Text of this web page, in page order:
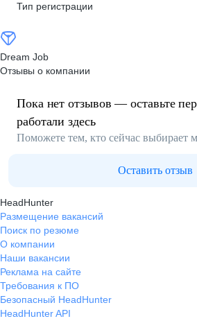
Тип регистрации
Dream Job
Отзывы о компании
Пока нет отзывов — оставьте
работали здесь
Поможете тем, кто сейчас выбирает
Оставить отзыв
HeadHunter
Размещение вакансий
Поиск по резюме
О компании
Наши вакансии
Реклама на сайте
Требования к ПО
Безопасный HeadHunter
HeadHunter API